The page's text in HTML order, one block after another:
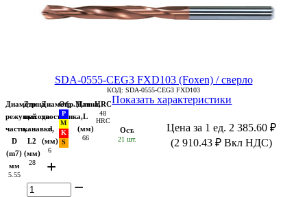
SDA-0555-CEG3 FXD103 (Foxen) / сверло
КОД: SDA-0555-CEG3 FXD103
Диаметр
режущей
части,
D
(m7)
мм
5.55
Длина
выхода
канавки,
L2
(мм)
28
Диаметр
хвостовика,
d
(мм)
6
Обр.МатДлина,
L
(мм)
66
HRC
48
HRC
Показать характеристики
Ост.
21 шт.
Цена за 1 ед. 2 385.60 ₽
(2 910.43 ₽ Вкл НДС)
+
−